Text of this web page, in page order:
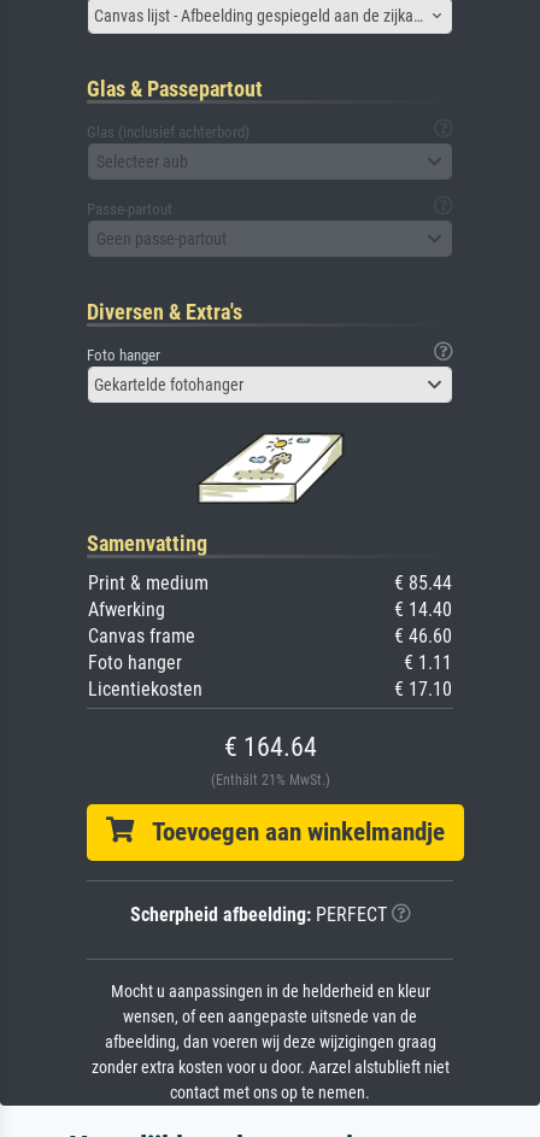
Canvas lijst - Afbeelding gespiegeld aan de zijkant
Glas & Passepartout
Glas (inclusief achterbord)
Selecteer aub
Passe-partout
Geen passe-partout
Diversen & Extra's
Foto hanger
Gekartelde fotohanger
Samenvatting
Print & medium
€ 85.44
Afwerking
€ 14.40
Canvas frame
€ 46.60
Foto hanger
€ 1.11
Licentiekosten
€ 17.10
€ 164.64
(Enthält 21% MwSt.)
Toevoegen aan winkelmandje
Scherpheid afbeelding:PERFECT
Mocht u aanpassingen in de helderheid en kleur
wensen, of een aangepaste uitsnede van de
afbeelding, dan voeren wij deze wijzigingen graag
zonder extra kosten voor u door. Aarzel alstublieft niet
contact met ons op te nemen.